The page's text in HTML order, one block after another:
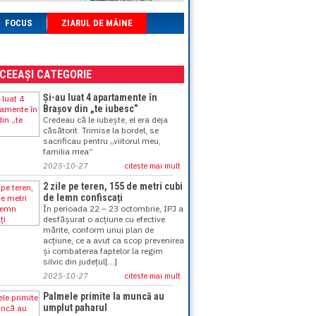
FOCUS ZIARUL DE MÂINE
CATEGORIE
Și-au luat 4 apartamente în
Brașov din „te iubesc”
Credeau că le iubește, el era deja
căsătorit. Trimise la bordel, se
sacrificau pentru „viitorul meu,
familia mea”
2025-10-27 citeste mai mult
2 zile pe teren, 155 de metri cubi
de lemn confiscați
În perioada 22 – 23 octombrie, IPJ a
desfășurat o acțiune cu efective
mărite, conform unui plan de
acțiune, ce a avut ca scop prevenirea
și combaterea faptelor la regim
silvic din județul[...]
2025-10-27 citeste mai mult
Palmele primite la muncă au
umplut paharul